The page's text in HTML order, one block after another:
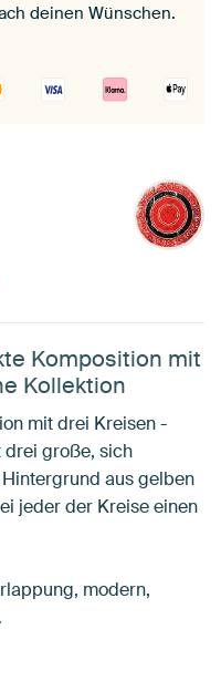
deinen Wünschen.
Komposition mit
Kollektion
mit drei Kreisen -
drei große, sich
aus gelben
jeder der Kreise einen
modern,